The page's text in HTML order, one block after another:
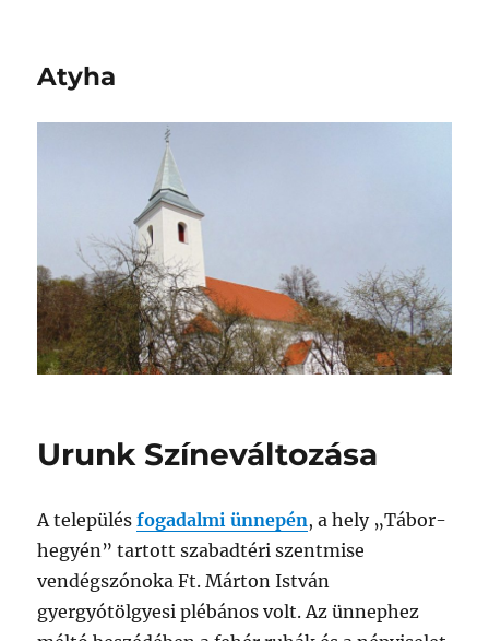
Atyha
Urunk Színeváltozása
A településfogadalmi ünnepén, a hely „Tábor-
hegyén” tartott szabadtéri szentmise
vendégszónoka Ft. Márton István
gyergyótölgyesi plébános volt. Az ünnephez